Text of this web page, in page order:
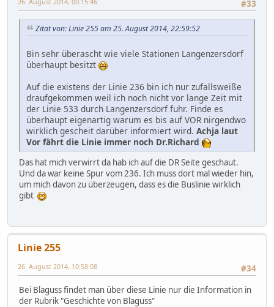
#33
Zitat von: Linie 255 am 25. August 2014, 22:59:52
Bin sehr überascht wie viele Stationen Langenzersdorf
überhaupt besitzt
Auf die existens der Linie 236 bin ich nur zufallsweiße
draufgekommen weil ich noch nicht vor lange Zeit mit
der Linie 533 durch Langenzersdorf fuhr. Finde es
überhaupt eigenartig warum es bis auf VOR nirgendwo
wirklich gescheit darüber informiert wird. Achja laut
Vor fährt die Linie immer noch Dr.Richard
Das hat mich verwirrt da hab ich auf die DR Seite geschaut.
Und da war keine Spur vom 236. Ich muss dort mal wieder hin,
um mich davon zu überzeugen, dass es die Buslinie wirklich
gibt
Linie 255
#34
26. August 2014, 10:58:08
Bei Blaguss findet man über diese Linie nur die Information in
der Rubrik "Geschichte von Blaguss"